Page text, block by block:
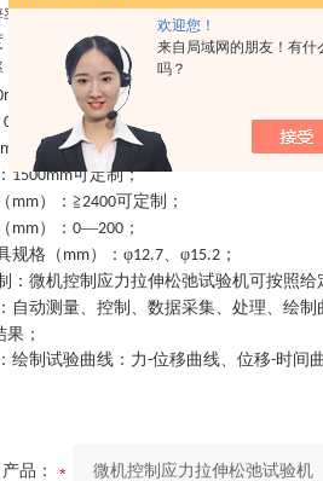
欢迎您！
来自局域网的朋友！有什
吗？
；
：0.001；
0.5%FS
： 1500mm可定制；
mm） ： ≧2400可定制 ；
mm） ： 0—200 ；
规格（ mm）：φ12.7、φ15.2 ；
： 微机控制应力拉伸松弛试验机可按照给
： 自动测量、控制、数据采集、处理、绘
果 ；
： 绘制试验曲线：力-位移曲线、位移-时间
产品：